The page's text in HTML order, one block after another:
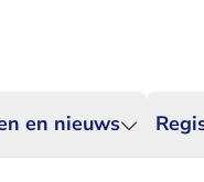
en nieuws